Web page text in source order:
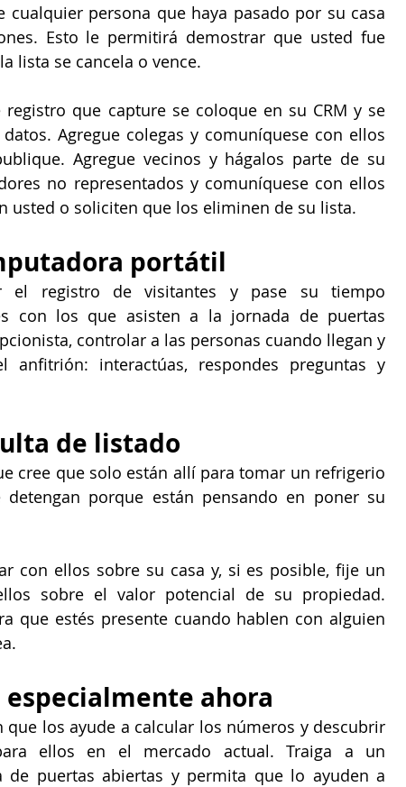
persona que haya pasado por su casa
Esto le permitirá demostrar que usted fue
lista se cancela o vence.
que capture se coloque en su CRM y se
Agregue colegas y comuníquese con ellos
Agregue vecinos y hágalos parte de su
no representados y comuníquese con ellos
usted o soliciten que los eliminen de su lista.
portátil
el registro de visitantes y pase su tiempo
con los que asisten a la jornada de puertas
controlar a las personas cuando llegan y
anfitrión: interactúas, respondes preguntas y
de listado
cree que solo están allí para tomar un refrigerio
porque están pensando en poner su
con ellos sobre su casa y, si es posible, fije un
sobre el valor potencial de su propiedad.
que estés presente cuando hablen con alguien
ahora
los ayude a calcular los números y descubrir
ellos en el mercado actual. Traiga a un
puertas abiertas y permita que lo ayuden a